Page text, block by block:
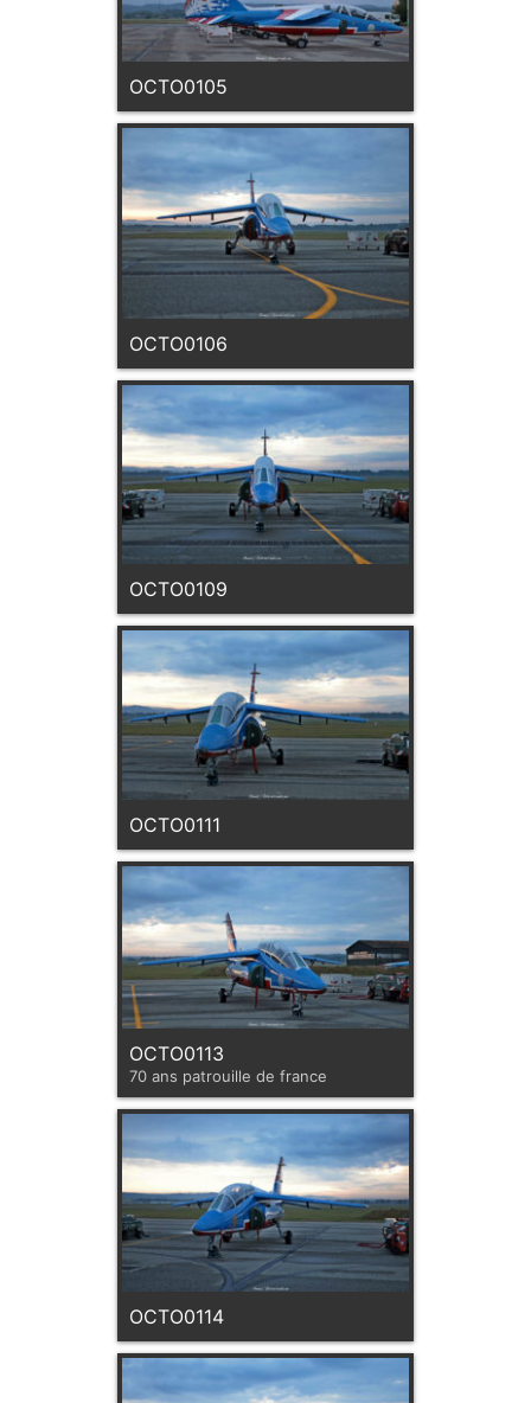
OCTO0105
OCTO0106
OCTO0109
OCTO0111
OCTO0113
70 ans patrouille de france
OCTO0114